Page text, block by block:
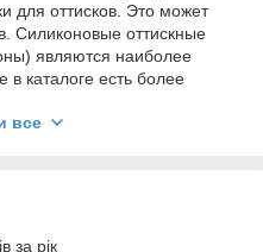
для оттисков. Это может
Силиконовые оттискные
являются наиболее
каталоге есть более
смеси.
а также
все
за рік